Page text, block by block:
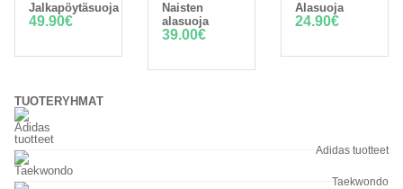
VAIHTOEHDOISTA
Jalkapöytäsuoja
49.90€ VAIHTOEHDOISTA
Naisten
alasuoja
39.00€
VAIHTOEHDOISTA
Alasuoja
24.90€
TUOTERYHMÄT
Adidas tuotteet
Taekwondo